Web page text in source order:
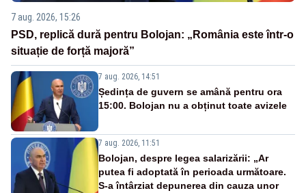
7 aug. 2026, 15:26
PSD, replică dură pentru Bolojan: „România este într-o
situație de forță majoră”
7 aug. 2026, 14:51
Ședința de guvern se amână pentru ora
15:00. Bolojan nu a obținut toate avizele
7 aug. 2026, 11:51
Bolojan, despre legea salarizării: „Ar
putea fi adoptată în perioada următoare.
S-a întârziat depunerea din cauza unor